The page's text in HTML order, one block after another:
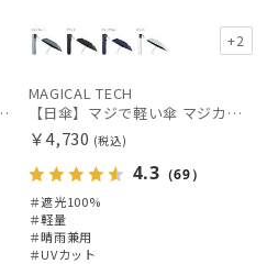
遮光99.99％ UV99％ 軽量
+2
MAGICAL TECH
【日傘】マジで軽い傘 マジカルテックプロテクション(MAGICAL TECH PROTECTION)55cm 晴雨兼用傘折りたたみ日傘 一級遮光100% UV 軽量 スリム レディース メンズ
￥4,730 (税込)
4.3 （69）
＃遮光100%
＃軽量
＃晴雨兼用
＃UVカット